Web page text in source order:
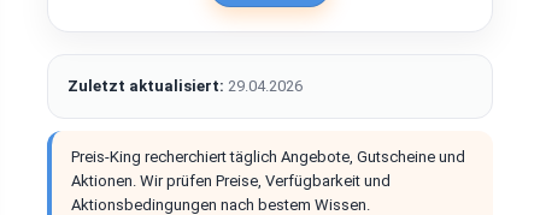
Zuletzt aktualisiert: 29.04.2026
Preis-King recherchiert täglich Angebote, Gutscheine und
Aktionen. Wir prüfen Preise, Verfügbarkeit und
Aktionsbedingungen nach bestem Wissen.